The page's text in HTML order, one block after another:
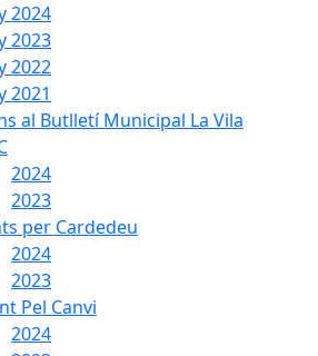
2024
2023
2022
2021
al Butlletí Municipal La Vila
2024
2023
per Cardedeu
2024
2023
Pel Canvi
2024